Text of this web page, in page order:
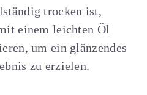
trocken ist,
einem leichten Öl
um ein glänzendes
zu erzielen.